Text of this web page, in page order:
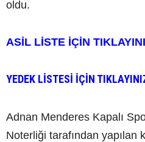
oldu.
ASİL LİSTE İÇİN
YEDEK LİSTESİ İÇİN
Adnan Menderes Kapalı
Noterliği tarafından yapılan